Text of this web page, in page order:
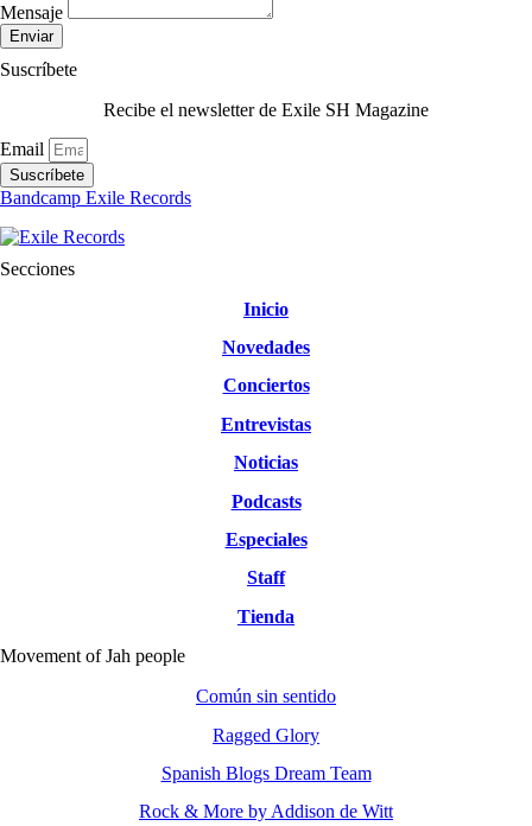
Mensaje
Enviar
Suscríbete
Recibe el newsletter de Exile SH Magazine
Email
Suscríbete
Bandcamp Exile Records
Secciones
Inicio
Novedades
Conciertos
Entrevistas
Noticias
Podcasts
Especiales
Staff
Tienda
Movement of Jah people
Común sin sentido
Ragged Glory
Spanish Blogs Dream Team
Rock & More by Addison de Witt